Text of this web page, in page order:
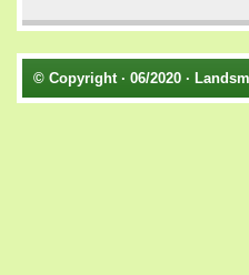
© Copyright · 06/2020 ·